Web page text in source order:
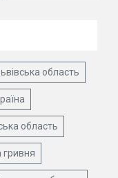
область
область
гривня